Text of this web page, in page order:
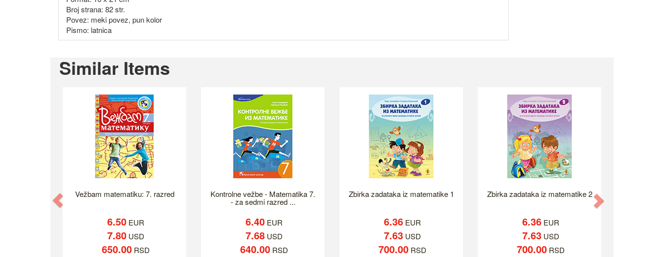
Broj strana: 82 str.
Povez: meki povez, pun kolor
Pismo: latnica
Similar Items
Vežbam matematiku: 7. razred
6.50 EUR
7.80 USD
650.00 RSD
Kontrolne vežbe - Matematika 7.
- za sedmi razred ...
6.40 EUR
7.68 USD
640.00 RSD
Zbirka zadataka iz matematike 1
6.36 EUR
7.63 USD
700.00 RSD
Zbirka zadataka iz matematike 2
6.36 EUR
7.63 USD
700.00 RSD
Previous